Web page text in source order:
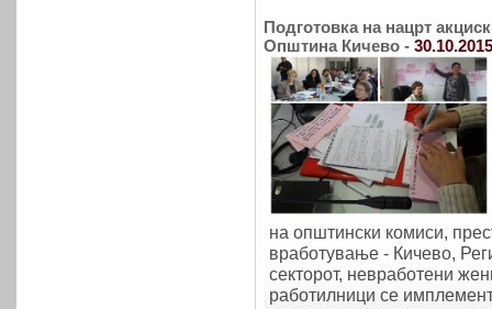
Подготовка на нацрт
Општина Кичево - 30.10.2015
на општински комиси,
вработување - Кичево,
секторот, невработени
работилници се